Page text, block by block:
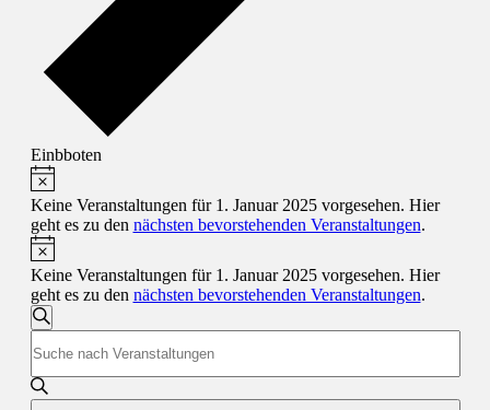
Einbboten
Veranstaltungen
für
1.
Januar
2025
Hinweis
Keine Veranstaltungen für 1. Januar 2025 vorgesehen. Hier
geht es zu den nächsten bevorstehenden Veranstaltungen.
Hinweis
Keine Veranstaltungen für 1. Januar 2025 vorgesehen. Hier
geht es zu den nächsten bevorstehenden Veranstaltungen.
Veranstaltungen
Suche
und
Suche
Schlüsselwort
eingeben.
Suche